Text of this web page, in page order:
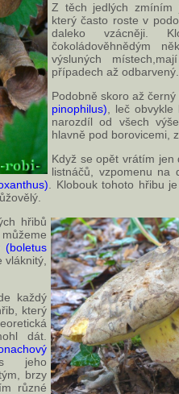
Z těch jedlých zmíním
který často roste v
daleko vzácněji.
čokoládověhnědým
výsluných
případech až odbarvený.
Podobně skoro až
pinophilus) , leč
narozdíl od všech
hlavně pod borovicemi,
Když se opět vrátím
listnáčů, vzpomenu na
. Klobouk tohoto hřibu
hřibů
(boletus
vláknitý,
každý
který
dát.
brzy
různé